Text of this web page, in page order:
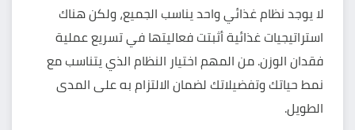
لا يوجد نظام غذائي واحد يناسب الجميع، ولكن هناك
استراتيجيات غذائية أثبتت فعاليتها فيتسريع عملية
فقدان الوزن. من المهم اختيار النظام الذي يتناسب مع
نمط حياتك وتفضيلاتك لضمان الالتزام به على المدى
الطويل.